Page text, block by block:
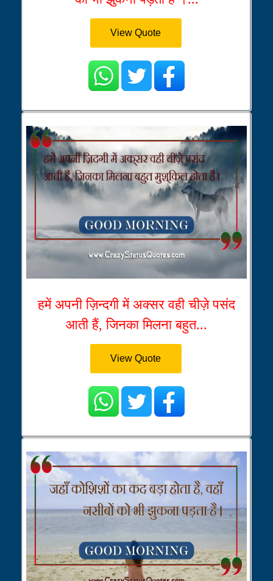
View Quote
हमें अपनी ज़िन्दगी में अक्सर वही चीज़े पसंद
आती हैं, जिनका मिलना बहुत...
View Quote